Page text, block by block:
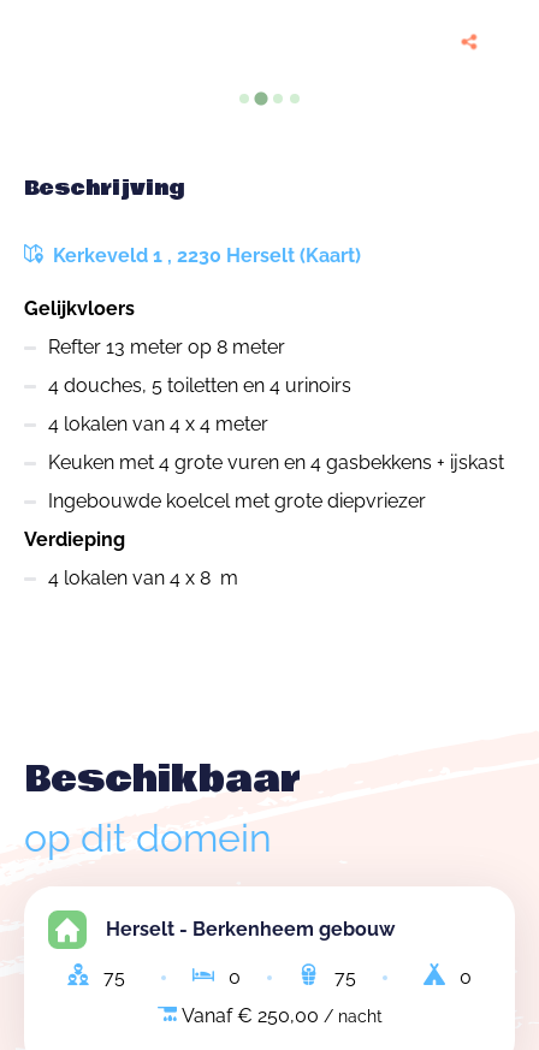
Beschrijving
Kerkeveld 1 , 2230 Herselt (Kaart)
Gelijkvloers
Refter 13 meter op 8 meter
4 douches, 5 toiletten en 4 urinoirs
4 lokalen van 4 x 4 meter
Keuken met 4 grote vuren en 4 gasbekkens + ijskast
Ingebouwde koelcel met grote diepvriezer
Verdieping
4 lokalen van 4 x 8 m
Beschikbaar
op dit domein
Herselt - Berkenheem gebouw
75 0 75
0
Vanaf € 250,00 / nacht